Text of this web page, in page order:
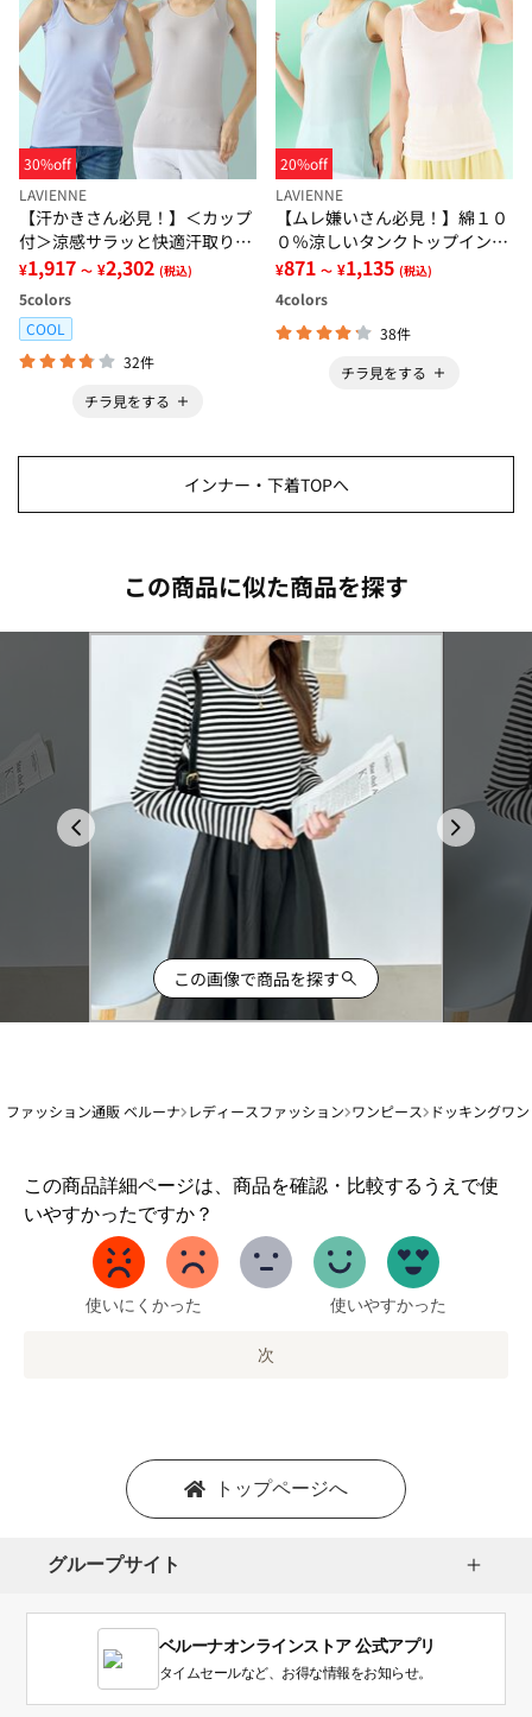
30%off
LAVIENNE
【汗かきさん必見！】＜カップ
付＞涼感サラッと快適汗取りタ
ンクトップインナー＜さらりラ
ボ＞
¥1,917 ～ ¥2,302 (税込)
5colors
COOL
32件
チラ見をする
20%off
LAVIENNE
【ムレ嫌いさん必見！】綿１０
０％涼しいタンクトップインナ
ー＜さらりラボ＞
¥871 ～ ¥1,135 (税込)
4colors
38件
チラ見をする
インナー・下着TOPへ
この商品に似た商品を探す
この画像で商品を探す
ファッション通販 ベルーナ レディースファッション ワンピース ドッキングワ
この商品詳細ページは、商品を確認・比較するうえで使
いやすかったですか？
1
か
い
使いにくかった 使いやすかった
次
トップページへ
グループサイト
ベルーナオンラインストア 公式アプリ
タイムセールなど、お得な情報をお知らせ。